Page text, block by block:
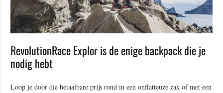
RevolutionRace Explor is de enige backpack die je
nodig hebt
Loop je door die betaalbare prijs rond in een onflatteuze zak of met een